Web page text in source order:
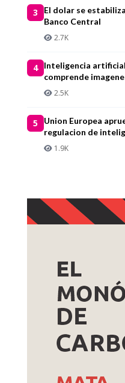
3
El dolar se
Banco Central
2.7K
4
Inteligencia
comprende
2.5K
5
Union Europea
regulacion de
1.9K